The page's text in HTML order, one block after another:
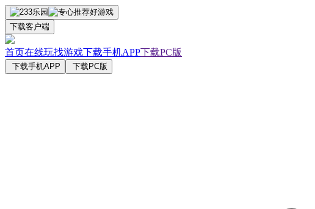
下载客户端
首页在线玩找游戏下载手机APP下载PC版
下载手机APP 下载PC版